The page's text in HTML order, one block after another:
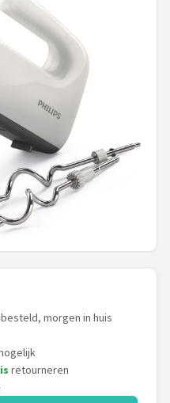
morgen in huis
retourneren